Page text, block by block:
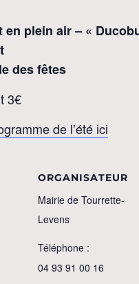
en plein air – «
des fêtes
3€
de l’été ici
ORGANISATEUR
Mairie de Tourrette-
Levens
Téléphone :
04 93 91 00 16